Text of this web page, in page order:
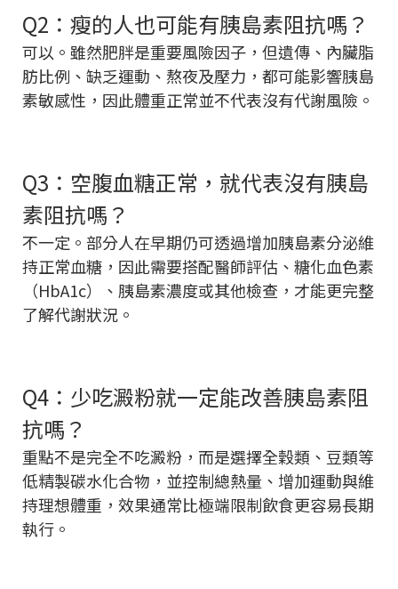
Q2：瘦的人也可能有胰島素阻抗嗎？
可以。雖然肥胖是重要風險因子，但遺傳、內臟脂
肪比例、缺乏運動、熬夜及壓力，都可能影響胰島
素敏感性，因此體重正常並不代表沒有代謝風險。
Q3：空腹血糖正常，就代表沒有胰島
素阻抗嗎？
不一定。部分人在早期仍可透過增加胰島素分泌維
持正常血糖，因此需要搭配醫師評估、糖化血色素
（HbA1c）、胰島素濃度或其他檢查，才能更完整
了解代謝狀況。
Q4：少吃澱粉就一定能改善胰島素阻
抗嗎？
重點不是完全不吃澱粉，而是選擇全穀類、豆類等
低精製碳水化合物，並控制總熱量、增加運動與維
持理想體重，效果通常比極端限制飲食更容易長期
執行。